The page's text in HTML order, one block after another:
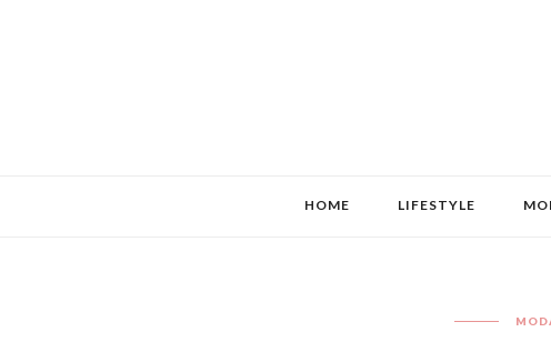
HOME LIFESTYLE